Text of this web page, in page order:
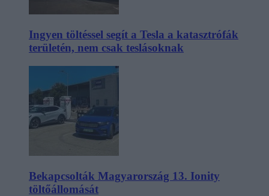
Ingyen töltéssel segít a Tesla a katasztrófák
területén, nem csak teslásoknak
Bekapcsolták Magyarország 13. Ionity
töltőállomását